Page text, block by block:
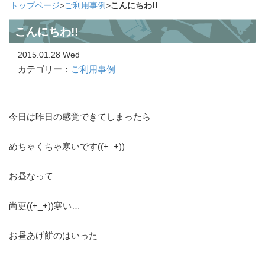
トップページ>ご利用事例>こんにちわ!!
こんにちわ!!
2015.01.28 Wed
カテゴリー： ご利用事例
今日は昨日の感覚できてしまったら
めちゃくちゃ寒いです((+_+))
お昼なって
尚更((+_+))寒い…
お昼あげ餅のはいった